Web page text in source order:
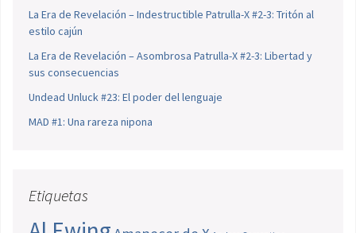
La Era de Revelación – Indestructible Patrulla-X #2-3: Tritón al
estilo cajún
La Era de Revelación – Asombrosa Patrulla-X #2-3: Libertad y
sus consecuencias
Undead Unluck #23: El poder del lenguaje
MAD #1: Una rareza nipona
Etiquetas